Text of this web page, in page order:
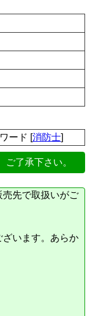
ード [消防士]
了承下さい。
売先で取扱いがご
います。あらか